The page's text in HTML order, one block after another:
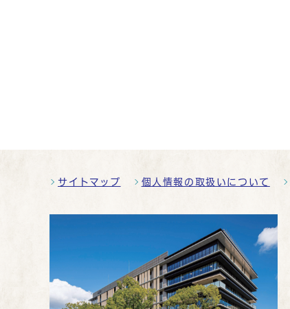
サイトマップ 個人情報の取扱いについて